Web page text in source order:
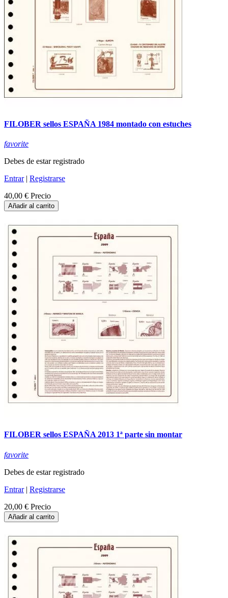
FILOBER sellos ESPAÑA 1984 montado con estuches
favorite
Debes de estar registrado
Entrar| Registrarse
40,00 € Precio
Añadir al carrito
FILOBER sellos ESPAÑA 2013 1ª parte sin montar
favorite
Debes de estar registrado
Entrar| Registrarse
20,00 € Precio
Añadir al carrito